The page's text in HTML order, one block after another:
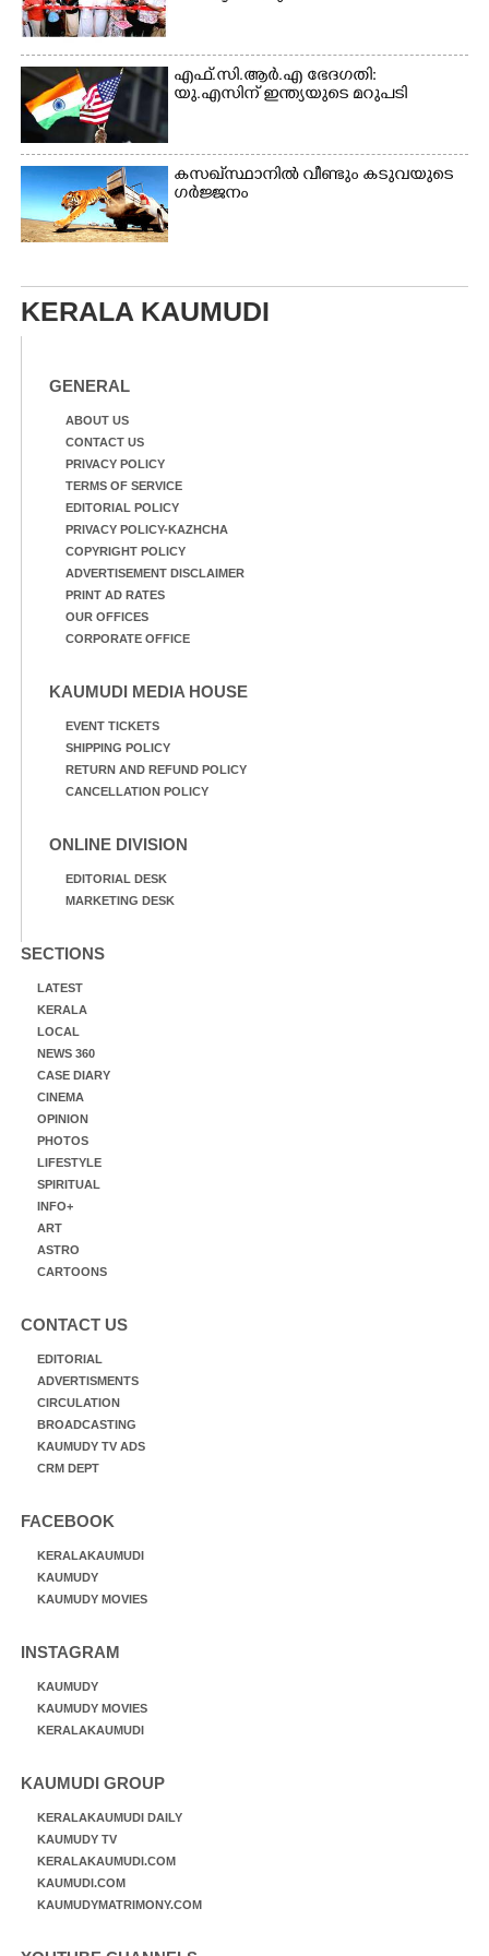
എഫ്.സി.ആർ.എ ഭേദഗതി:
യു.എസിന് ഇന്ത്യയുടെ മറുപടി
കസഖ്‌സ്ഥാനിൽ വീണ്ടും കടുവയുടെ
ഗർജ്ജനം
KERALA KAUMUDI
GENERAL
ABOUT US
CONTACT US
PRIVACY POLICY
TERMS OF SERVICE
EDITORIAL POLICY
PRIVACY POLICY-KAZHCHA
COPYRIGHT POLICY
ADVERTISEMENT DISCLAIMER
PRINT AD RATES
OUR OFFICES
CORPORATE OFFICE
KAUMUDI MEDIA HOUSE
EVENT TICKETS
SHIPPING POLICY
RETURN AND REFUND POLICY
CANCELLATION POLICY
ONLINE DIVISION
EDITORIAL DESK
MARKETING DESK
SECTIONS
LATEST
KERALA
LOCAL
NEWS 360
CASE DIARY
CINEMA
OPINION
PHOTOS
LIFESTYLE
SPIRITUAL
INFO+
ART
ASTRO
CARTOONS
CONTACT US
EDITORIAL
ADVERTISMENTS
CIRCULATION
BROADCASTING
KAUMUDY TV ADS
CRM DEPT
FACEBOOK
KERALAKAUMUDI
KAUMUDY
KAUMUDY MOVIES
INSTAGRAM
KAUMUDY
KAUMUDY MOVIES
KERALAKAUMUDI
KAUMUDI GROUP
KERALAKAUMUDI DAILY
KAUMUDY TV
KERALAKAUMUDI.COM
KAUMUDI.COM
KAUMUDYMATRIMONY.COM